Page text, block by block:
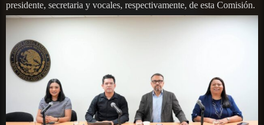
presidente, secretaria y vocales, respectivamente, de esta Comisión.